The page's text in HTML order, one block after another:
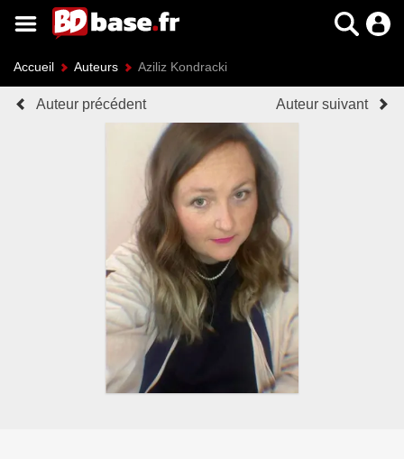
Accueil Auteurs Aziliz Kondracki
Auteur précédent Auteur suivant